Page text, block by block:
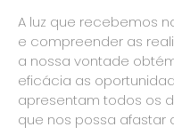
A luz que recebemos
e compreender as
a nossa vontade
eficácia as
apresentam todos os
que nos possa afastar